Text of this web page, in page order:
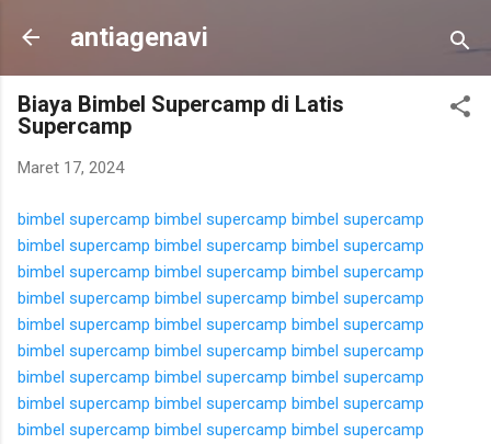
Langsung ke konten utama
antiagenavi
Biaya Bimbel Supercamp di Latis
Supercamp
Maret 17, 2024
bimbel supercamp bimbel supercamp bimbel supercamp
bimbel supercamp bimbel supercamp bimbel supercamp
bimbel supercamp bimbel supercamp bimbel supercamp
bimbel supercamp bimbel supercamp bimbel supercamp
bimbel supercamp bimbel supercamp bimbel supercamp
bimbel supercamp bimbel supercamp bimbel supercamp
bimbel supercamp bimbel supercamp bimbel supercamp
bimbel supercamp bimbel supercamp bimbel supercamp
bimbel supercamp bimbel supercamp bimbel supercamp